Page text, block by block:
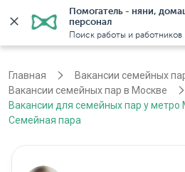
Помогатель - няни,
персонал
Поиск работы и работников
Главная
Вакансии семейных
Вакансии семейных пар в Москве
Вакансии для семейных пар у метро
Семейная пара